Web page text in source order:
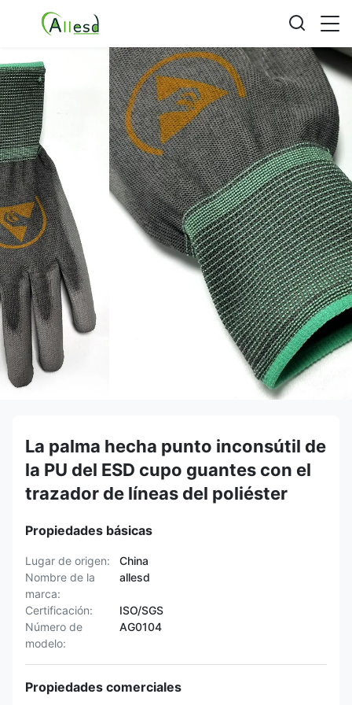
La palma hecha punto inconsútil de
la PU del ESD cupo guantes con el
trazador de líneas del poliéster
Propiedades básicas
Lugar de origen:
China
Nombre de la
marca:
allesd
Certificación:
ISO/SGS
Número de
modelo:
AG0104
Propiedades comerciales